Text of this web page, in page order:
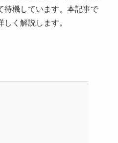
待機しています。本記事で
く解説します。